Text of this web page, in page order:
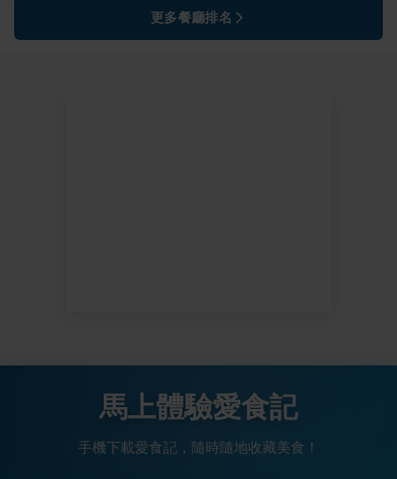
更多餐廳排名
馬上體驗愛食記
手機下載愛食記，隨時隨地收藏美食！